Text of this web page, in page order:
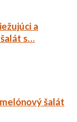
a
s…
šalát